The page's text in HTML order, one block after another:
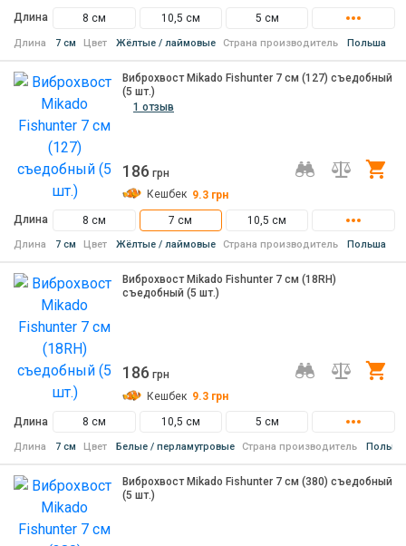
Длина
8 см 10,5 см 5 см
Длина 7 см Цвет Жёлтые / лаймовые Страна производитель Польша
1 отзыв
Виброхвост Mikado Fishunter 7 см (127) съедобный
(5 шт.)
186 грн
Кешбек 9.3 грн
Длина
8 см 7 см 10,5 см
Длина 7 см Цвет Жёлтые / лаймовые Страна производитель Польша
Виброхвост Mikado Fishunter 7 см (18RH)
съедобный (5 шт.)
186 грн
Кешбек 9.3 грн
Длина
8 см 10,5 см 5 см
Длина 7 см Цвет Белые / перламутровые Страна производитель Польша
Виброхвост Mikado Fishunter 7 см (380) съедобный
(5 шт.)